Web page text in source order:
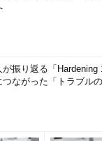
が振り返る「
つながった「トラブル